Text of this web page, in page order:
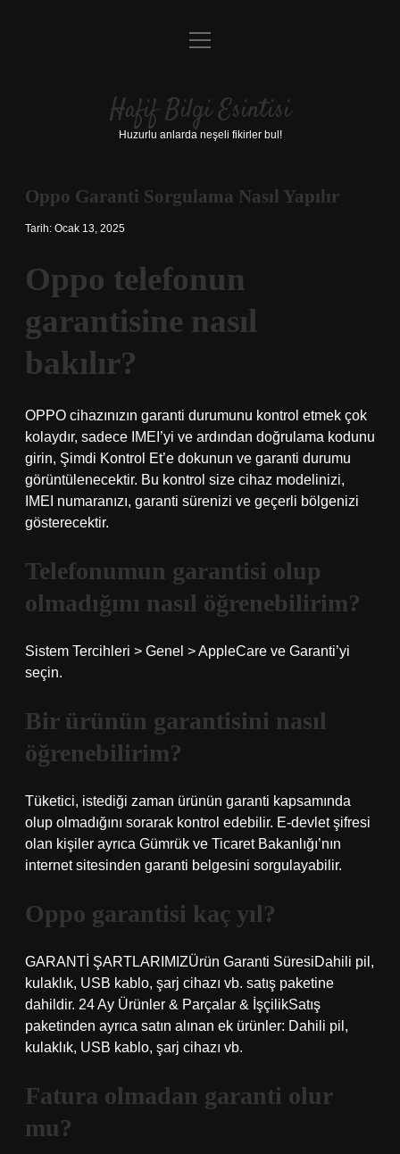
Anasayfa
Yasal Uyarı
menüyü
Hafif Bilgi Esintisi
Huzurlu anlarda neşeli fikirler bul!
Oppo Garanti Sorgulama Nasıl Yapılır
Tarih: Ocak 13, 2025
Oppo telefonun
garantisine nasıl
bakılır?
OPPO cihazınızın garanti durumunu kontrol etmek çok
kolaydır, sadece IMEI’yi ve ardından doğrulama kodunu
girin, Şimdi Kontrol Et’e dokunun ve garanti durumu
görüntülenecektir. Bu kontrol size cihaz modelinizi,
IMEI numaranızı, garanti sürenizi ve geçerli bölgenizi
gösterecektir.
Telefonumun garantisi olup
olmadığını nasıl öğrenebilirim?
Sistem Tercihleri ​​> Genel > AppleCare ve Garanti’yi
seçin.
Bir ürünün garantisini nasıl
öğrenebilirim?
Tüketici, istediği zaman ürünün garanti kapsamında
olup olmadığını sorarak kontrol edebilir. E-devlet şifresi
olan kişiler ayrıca Gümrük ve Ticaret Bakanlığı’nın
internet sitesinden garanti belgesini sorgulayabilir.
Oppo garantisi kaç yıl?
GARANTİ ŞARTLARIMIZÜrün Garanti SüresiDahili pil,
kulaklık, USB kablo, şarj cihazı vb. satış paketine
dahildir. 24 Ay Ürünler & Parçalar & İşçilikSatış
paketinden ayrıca satın alınan ek ürünler: Dahili pil,
kulaklık, USB kablo, şarj cihazı vb.
Fatura olmadan garanti olur
mu?